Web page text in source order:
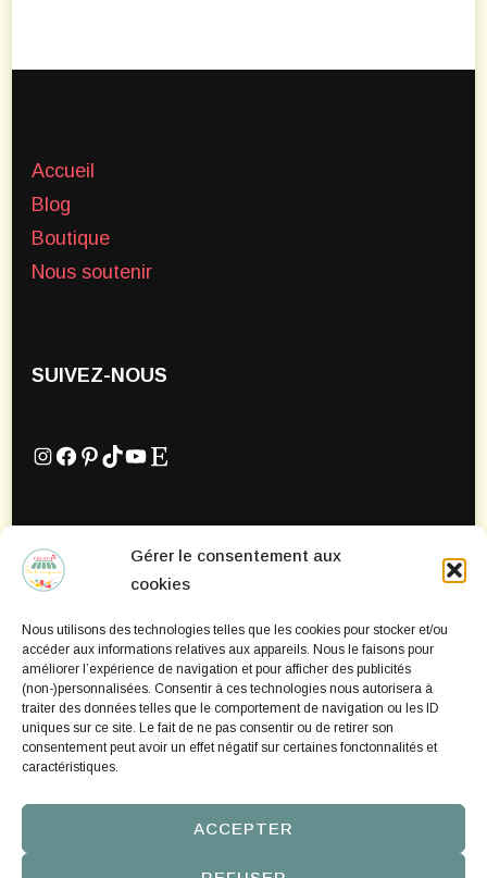
Gérer le consentement aux
cookies
Nous utilisons des technologies telles que les cookies pour stocker et/ou
accéder aux informations relatives aux appareils. Nous le faisons pour
améliorer l’expérience de navigation et pour afficher des publicités
(non-)personnalisées. Consentir à ces technologies nous autorisera à
traiter des données telles que le comportement de navigation ou les ID
uniques sur ce site. Le fait de ne pas consentir ou de retirer son
consentement peut avoir un effet négatif sur certaines fonctonnalités et
caractéristiques.
ACCEPTER
Accueil
Blog
Boutique
Nous soutenir
SUIVEZ-NOUS
Instagram
Facebook
Pinterest
TikTok
YouTube
Mentions Légales
Politique de cookies